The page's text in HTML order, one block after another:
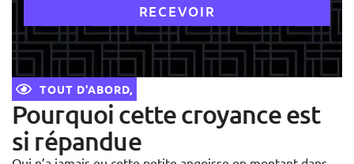
TOUT D'ABORD,
Pourquoi cette croyance est
si répandue